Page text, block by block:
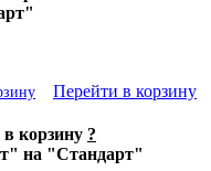
Перейти в корзину
корзину ?
на "Стандарт"